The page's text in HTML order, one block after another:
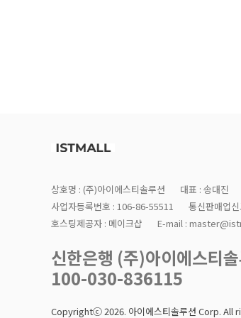
상호명 : (주)아이에스티솔루션 대표 : 송대진
사업자등록번호 : 106-86-55511
통신판매업
호스팅제공자 : 메이크샵
E-mail :
신한은행 (주)아이에스티
100-030-836115
Copyrightⓒ 2026. 아이에스티솔루션 Corp. All